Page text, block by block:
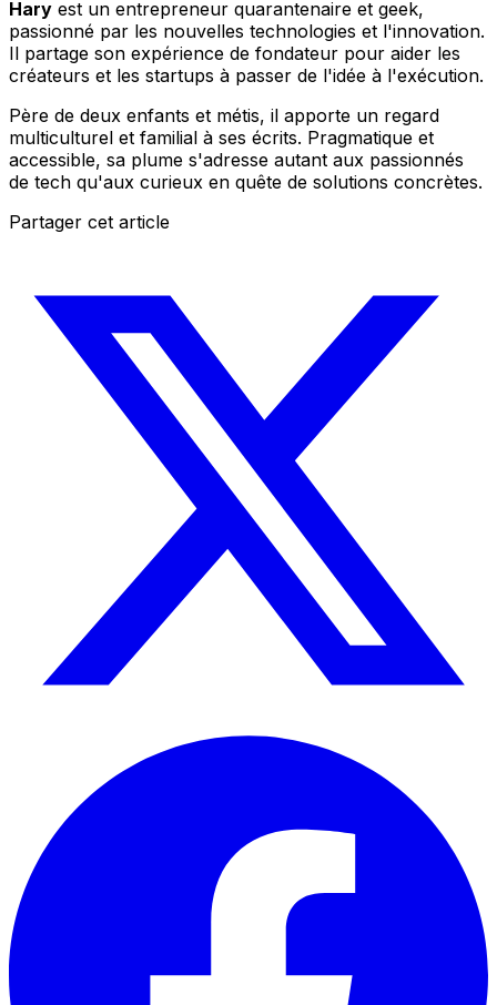
Hary est un entrepreneur quarantenaire et geek,
passionné par les nouvelles technologies et l'innovation.
Il partage son expérience de fondateur pour aider les
créateurs et les startups à passer de l'idée à l'exécution.
Père de deux enfants et métis, il apporte un regard
multiculturel et familial à ses écrits. Pragmatique et
accessible, sa plume s'adresse autant aux passionnés
de tech qu'aux curieux en quête de solutions concrètes.
Partager cet article